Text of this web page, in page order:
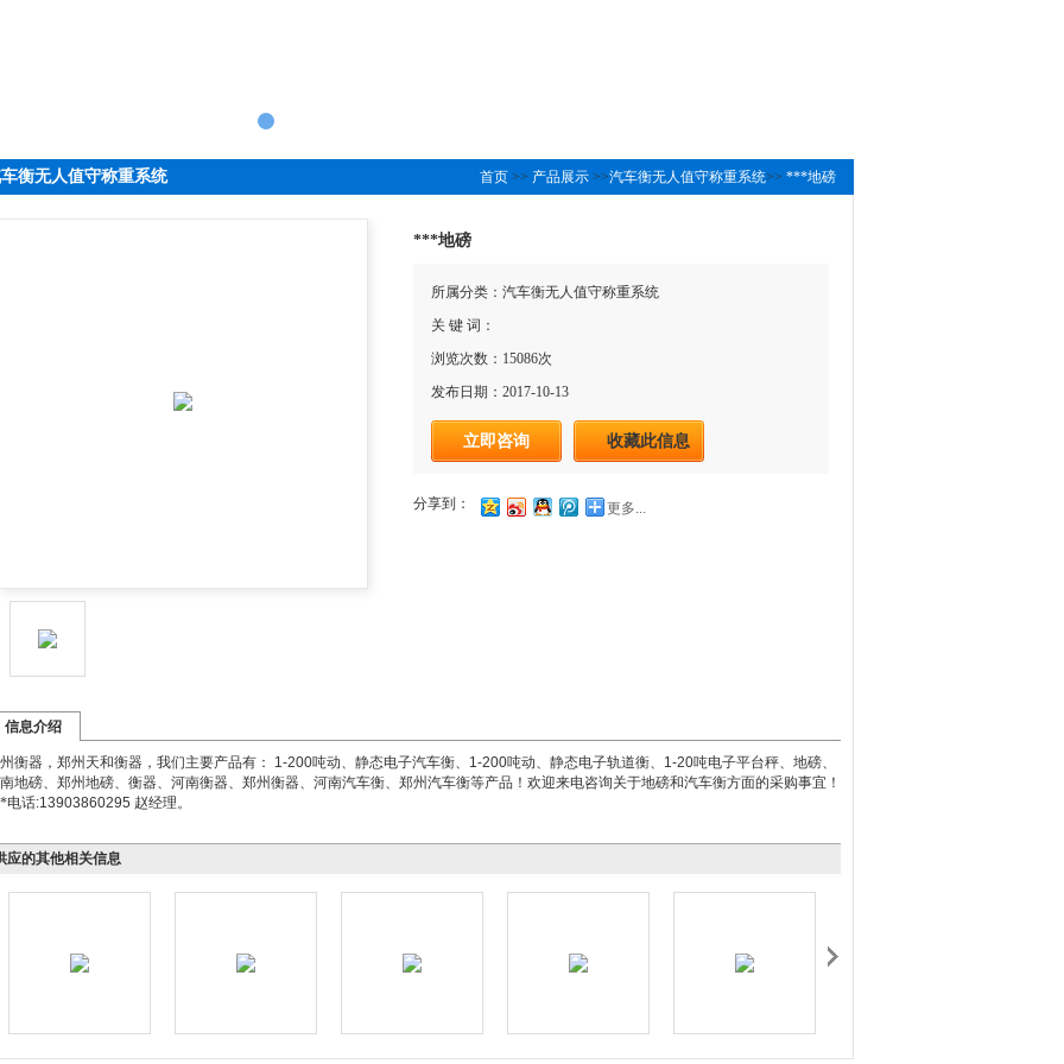
首页 >> 产品展示 >>汽车衡无人值守称重系统>> ***地磅
衡无人值守称重系统
***地磅
所属分类：汽车衡无人值守称重系统
关 键 词：
浏览次数：15086次
发布日期：2017-10-13
立即咨询 收藏此信息
分享到： 更多...
信息介绍
衡器，郑州天和衡器，我们主要产品有： 1-200吨动、静态电子汽车衡、 1-200吨动、静态电子轨道衡、 1-20吨电子平台秤、地磅、
地磅、郑州地磅、衡器、河南衡器、郑州衡器、河南汽车衡、郑州汽车衡等产品！欢迎来电咨询关于地磅和汽车衡方面的采购事宜！
电话:13903860295 赵经理。
应的其他相关信息